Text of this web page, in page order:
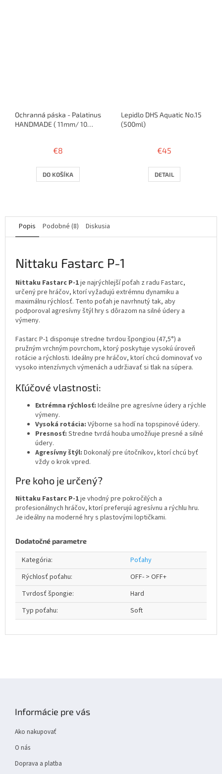
Ochranná páska - Palatinus
HANDMADE ( 11mm/ 10
€8
DO KOŠÍKA
Lepidlo DHS Aquatic No.15
(500ml)
€45
DETAIL
Popis Podobné (8) Diskusia
Nittaku Fastarc P-1
Nittaku Fastarc P-1je najrýchlejší poťah z radu Fastarc,
určený pre hráčov, ktorí vyžadujú extrémnu dynamiku a
maximálnu rýchlosť. Tento poťah je navrhnutý tak, aby
podporoval agresívny štýl hry s dôrazom na silné údery a
výmeny.
Fastarc P-1 disponuje stredne tvrdou špongiou (47,5°) a
pružným vrchným povrchom, ktorý poskytuje vysokú úroveň
rotácie a rýchlosti. Ideálny pre hráčov, ktorí chcú dominovať vo
vysoko intenzívnych výmenách a udržiavať si tlak na súpera.
Kľúčové vlastnosti:
Extrémna rýchlosť: Ideálne pre agresívne údery a rýchle
výmeny.
Vysoká rotácia: Výborne sa hodí na topspinové údery.
Presnosť: Stredne tvrdá houba umožňuje presné a silné
údery.
Agresívny štýl: Dokonalý pre útočníkov, ktorí chcú byť
vždy o krok vpred.
Pre koho je určený?
Nittaku Fastarc P-1je vhodný pre pokročilých a
profesionálnych hráčov, ktorí preferujú agresívnu a rýchlu hru.
Je ideálny na moderné hry s plastovými loptičkami.
Dodatočné parametre
Kategória:
Poťahy
Rýchlosť poťahu:
OFF- > OFF+
Tvrdosť špongie:
Hard
Typ poťahu: Soft
Informácie pre vás
Ako nakupovať
O nás
Doprava a platba